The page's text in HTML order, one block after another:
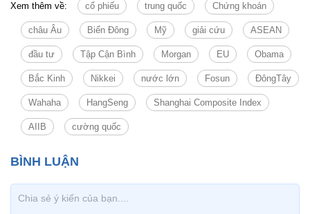
Xem thêm về: cổ phiếu trung quốc Chứng khoán
châu Âu Biển Đông Mỹ giải cứu ASEAN
đầu tư Tập Cận Bình Morgan EU Obama
Bắc Kinh Nikkei nước lớn Fosun ĐôngTây
Wahaha HangSeng Shanghai Composite Index
AIIB cường quốc